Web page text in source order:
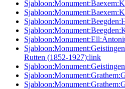
Rutten (1852-1927):link